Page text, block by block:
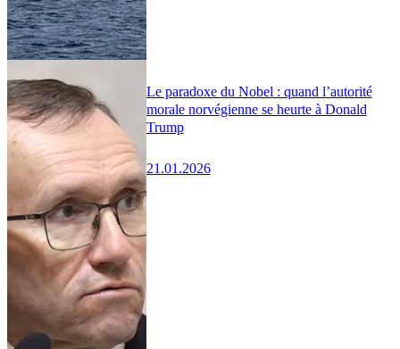
Le paradoxe du Nobel : quand l’autorité
morale norvégienne se heurte à Donald
Trump
21.01.2026